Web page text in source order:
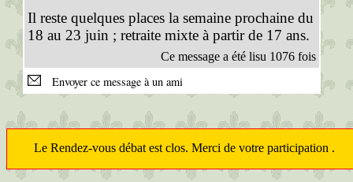
Il reste quelques places la semaine prochaine du
18 au 23 juin ; retraite mixte à partir de 17 ans.
Ce message a été lisu 1076 fois
Envoyer ce message à un ami
Le Rendez-vous débat est clos. Merci de votre participation .